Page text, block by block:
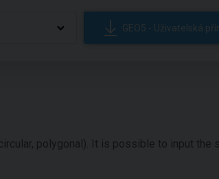
GEO5 - Uživatelská
polygonal). It is possible to input the